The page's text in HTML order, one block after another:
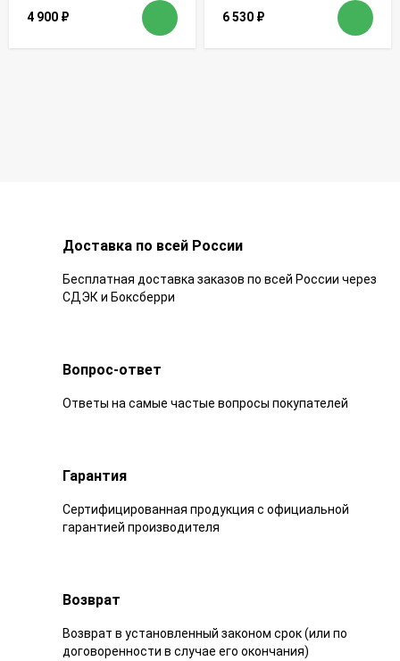
4 900 ₽ 6 530 ₽
Доставка по всей России
Бесплатная доставка заказов по всей России через
СДЭК и Боксберри
Вопрос-ответ
Ответы на самые частые вопросы покупателей
Гарантия
Сертифицированная продукция с официальной
гарантией производителя
Возврат
Возврат в установленный законом срок (или по
договоренности в случае его окончания)